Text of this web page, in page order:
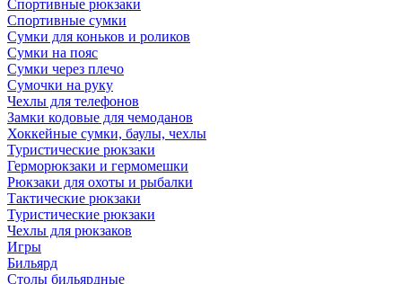
Спортивные рюкзаки
Спортивные сумки
Сумки для коньков и роликов
Сумки на пояс
Сумки через плечо
Сумочки на руку
Чехлы для телефонов
Замки кодовые для чемоданов
Хоккейные сумки, баулы, чехлы
Туристические рюкзаки
Герморюкзаки и гермомешки
Рюкзаки для охоты и рыбалки
Тактические рюкзаки
Туристические рюкзаки
Чехлы для рюкзаков
Игры
Бильярд
Столы бильярдные